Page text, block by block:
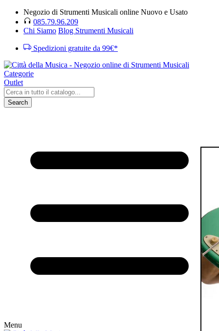
Negozio di Strumenti Musicali online Nuovo e Usato
085.79.96.209
Chi Siamo Blog Strumenti Musicali
Spedizioni gratuite da 99€*
Categorie
Outlet
Search
Menu